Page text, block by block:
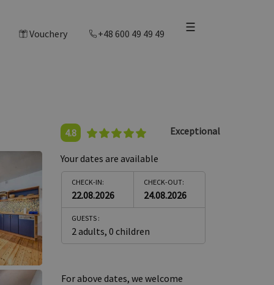
Vouchery +48 600 49 49 49 ☰
4.8 Exceptional
Your dates are available
CHECK-IN:
22.08.2026
CHECK-OUT:
24.08.2026
GUESTS :
2 adults, 0 children
For above dates, we welcome